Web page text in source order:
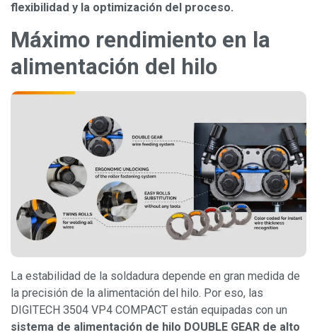
flexibilidad y la optimización del proceso.
Máximo rendimiento en la
alimentación del hilo
La estabilidad de la soldadura depende en gran medida de
la precisión de la alimentación del hilo. Por eso, las
DIGITECH 3504 VP4 COMPACT están equipadas con un
sistema de alimentación de hilo DOUBLE GEAR de alto